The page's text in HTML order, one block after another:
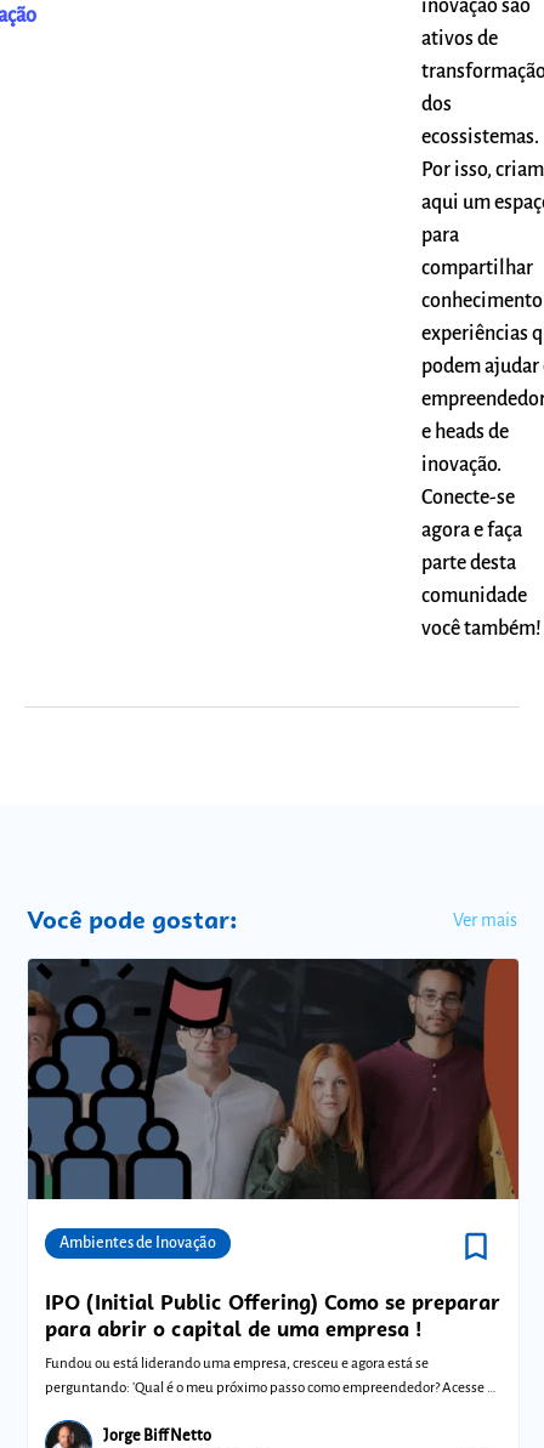
inovação são
ativos de
dos
ecossistemas.
Por isso,
aqui um
para
compartilhar
conhecimento
experiências
podem ajudar
e heads de
inovação.
Conecte-se
agora e faça
parte desta
comunidade
você também!
Você pode gostar: Ver mais
Ambientes de Inovação bookmark_border
IPO (Initial Public Offering) Como se preparar
para abrir o capital de uma empresa !
Fundou ou está liderando uma empresa, cresceu e agora está se
perguntando: 'Qual é o meu próximo passo como empreendedor? Acesse e
Jorge Biff Netto